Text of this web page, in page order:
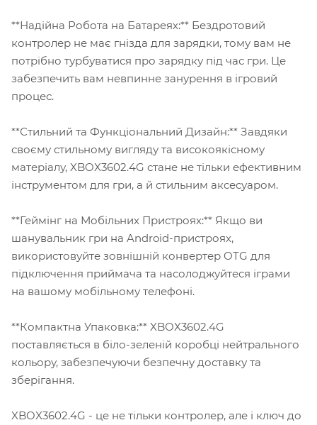
**Надійна Робота на Батареях:** Бездротовий
контролер не має гнізда для зарядки, тому вам не
потрібно турбуватися про зарядку під час гри. Це
забезпечить вам невпинне занурення в ігровий
процес.
**Стильний та Функціональний Дизайн:** Завдяки
своєму стильному вигляду та високоякісному
матеріалу, XBOX3602.4G стане не тільки ефективним
інструментом для гри, а й стильним аксесуаром.
**Геймінг на Мобільних Пристроях:** Якщо ви
шанувальник гри на Android-пристроях,
використовуйте зовнішній конвертер OTG для
підключення приймача та насолоджуйтеся іграми
на вашому мобільному телефоні.
**Компактна Упаковка:** XBOX3602.4G
поставляється в біло-зеленій коробці нейтрального
кольору, забезпечуючи безпечну доставку та
зберігання.
XBOX3602.4G - це не тільки контролер, але і ключ до